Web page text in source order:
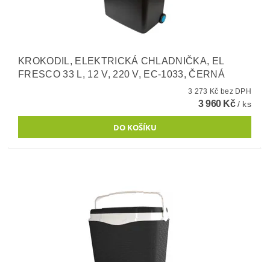
KROKODIL, ELEKTRICKÁ CHLADNIČKA, EL
FRESCO 33 L, 12 V, 220 V, EC-1033, ČERNÁ
3 273 Kč bez DPH
3 960 Kč/ ks